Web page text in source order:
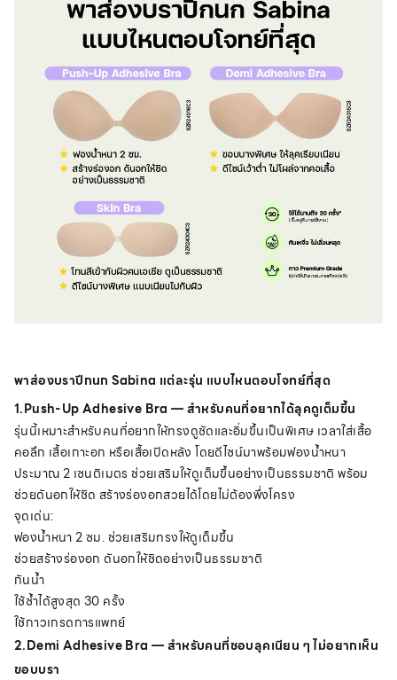
พาส่องบราปีกนก Sabina แต่ละรุ่น แบบไหนตอบโจทย์ที่สุด
1.Push-Up Adhesive Bra — สำหรับคนที่อยากได้ลุคดูเต็มขึ้น
รุ่นนี้เหมาะสำหรับคนที่อยากให้ทรงดูชัดและอิ่มขึ้นเป็นพิเศษ เวลาใส่เสื้อ
คอลึก เสื้อเกาะอก หรือเสื้อเปิดหลัง โดยดีไซน์มาพร้อมฟองน้ำหนา
ประมาณ 2 เซนติเมตร ช่วยเสริมให้ดูเต็มขึ้นอย่างเป็นธรรมชาติ พร้อม
ช่วยดันอกให้ชิด สร้างร่องอกสวยได้โดยไม่ต้องพึ่งโครง
จุดเด่น:
ฟองน้ำหนา 2 ซม. ช่วยเสริมทรงให้ดูเต็มขึ้น
ช่วยสร้างร่องอก ดันอกให้ชิดอย่างเป็นธรรมชาติ
กันน้ำ
ใช้ซ้ำได้สูงสุด 30 ครั้ง
ใช้กาวเกรดการแพทย์
2.Demi Adhesive Bra — สำหรับคนที่ชอบลุคเนียน ๆ ไม่อยากเห็น
ขอบบรา